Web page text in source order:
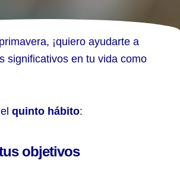
¡quiero ayudarte a
significativos en tu vida como
el quinto hábito:
objetivos